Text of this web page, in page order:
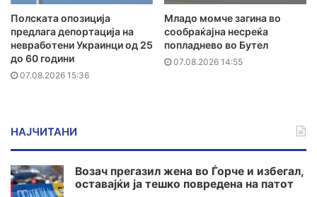
Полската опозиција
предлага депортација на
невработени Украинци од 25
до 60 години
07.08.2026 15:36
Младо момче загина во
сообраќајна несреќа
попладнево во Бутел
07.08.2026 14:55
НАЈЧИТАНИ
Возач прегазил жена во Ѓорче и избегал,
оставајќи ја тешко повредена на патот